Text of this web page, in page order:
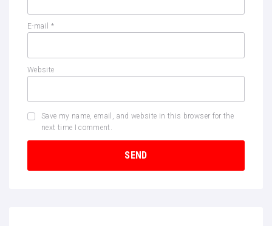
E-mail *
Website
Save my name, email, and website in this browser for the
next time I comment.